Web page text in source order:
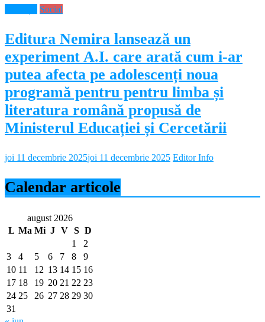
Social
Editura Nemira lansează un
experiment A.I. care arată cum i-ar
putea afecta pe adolescenți noua
programă pentru pentru limba și
literatura română propusă de
Ministerul Educației și Cercetării
joi 11 decembrie 2025joi 11 decembrie 2025 Editor Info
Calendar articole
august 2026
L Ma Mi J V S D
1
2
3
4 5 6 7 8
9
10 11 12 13 14 15 16
17 18 19 20 21 22 23
24 25 26 27 28 29 30
31